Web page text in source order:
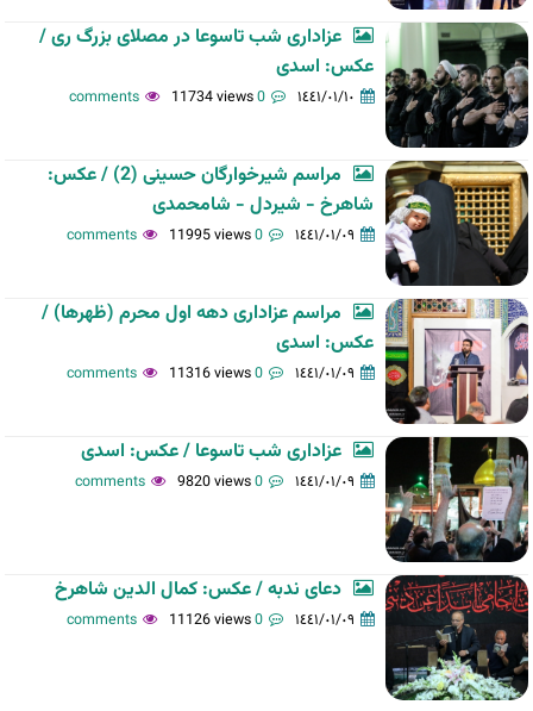
عزاداری شب تاسوعا در مصلای بزرگ ری /
عکس: اسدی
١٤٤١/٠١/١٠ 0 comments
11734 views
مراسم شيرخوارگان حسينی (2) / عکس:
شاهرخ - شیردل - شامحمدی
١٤٤١/٠١/٠٩ 0 comments
11995 views
مراسم عزاداری دهه اول محرم (ظهرها) /
عکس: اسدی
١٤٤١/٠١/٠٩ 0 comments
11316 views
عزاداری شب تاسوعا / عکس: اسدی
١٤٤١/٠١/٠٩ 0 comments
9820 views
دعای ندبه / عکس: کمال الدین شاهرخ
١٤٤١/٠١/٠٩ 0 comments
11126 views